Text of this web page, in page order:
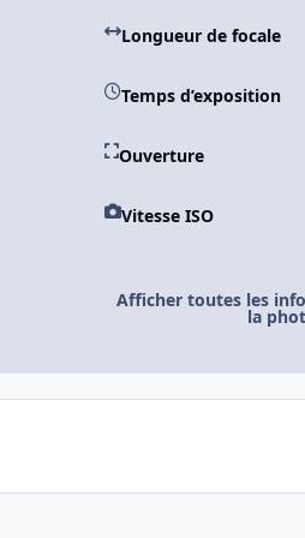
Longueur de focale
Temps d’exposition
Ouverture
Vitesse ISO
Afficher toutes les
la